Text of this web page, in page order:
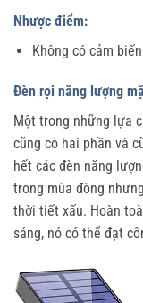
Nhược điểm:
Không có cảm
Đèn rọi năng lượng
Một trong những lựa
cũng có hai phần và
hết các đèn năng
trong mùa đông
thời tiết xấu. Hoàn
sáng, nó có thể đạt